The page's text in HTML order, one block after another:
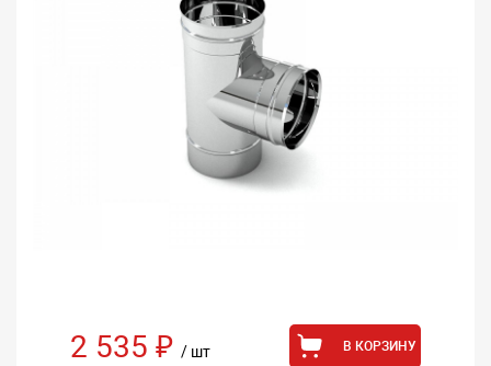
2 535 ₽ / шт В КОРЗИНУ